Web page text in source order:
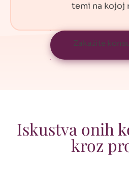
temi na kojoj
Zakažite
Iskustva onih
kroz